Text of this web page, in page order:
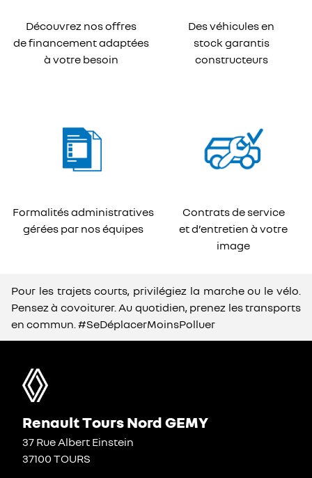
Découvrez nos offres
de financement adaptées
à votre besoin
Des véhicules en
stock garantis
constructeurs
Formalités administratives
gérées par nos équipes
Contrats de service
et d’entretien à votre
image
Pour les trajets courts, privilégiez la marche ou le vélo.
Pensez à covoiturer. Au quotidien, prenez les transports
en commun. #SeDéplacerMoinsPolluer
Renault Tours Nord GEMY
37 Rue Albert Einstein
37100 TOURS